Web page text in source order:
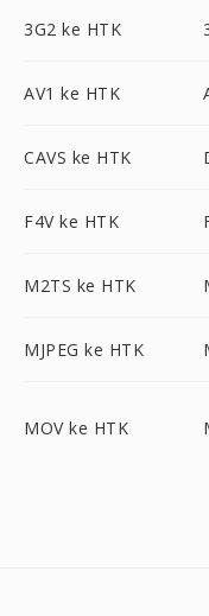
3G2 ke HTK
AV1 ke HTK
CAVS ke HTK
F4V ke HTK
M2TS ke HTK
MJPEG ke HTK
MOV ke HTK